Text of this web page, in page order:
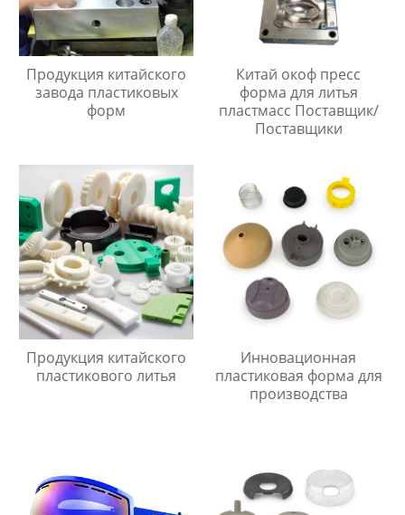
Продукция китайского
завода пластиковых
форм
Китай окоф пресс
форма для литья
пластмасс Поставщик/
Поставщики
Продукция китайского
пластикового литья
Инновационная
пластиковая форма для
производства